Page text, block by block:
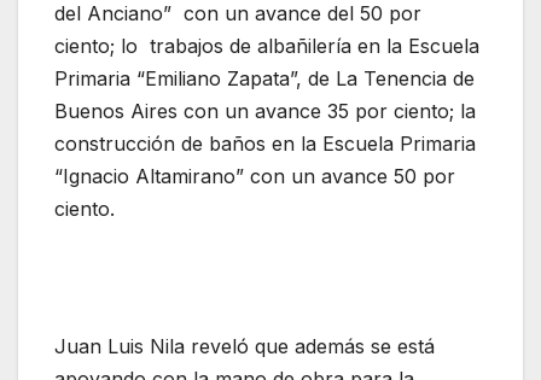
del Anciano” con un avance del 50 por
ciento; lo trabajos de albañilería en la Escuela
Primaria “Emiliano Zapata”, de La Tenencia de
Buenos Aires con un avance 35 por ciento; la
construcción de baños en la Escuela Primaria
“Ignacio Altamirano” con un avance 50 por
ciento.
Juan Luis Nila reveló que además se está